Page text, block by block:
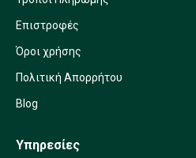
Επιστροφές
Όροι χρήσης
Πολιτική Απορρήτου
Blog
Υπηρεσίες